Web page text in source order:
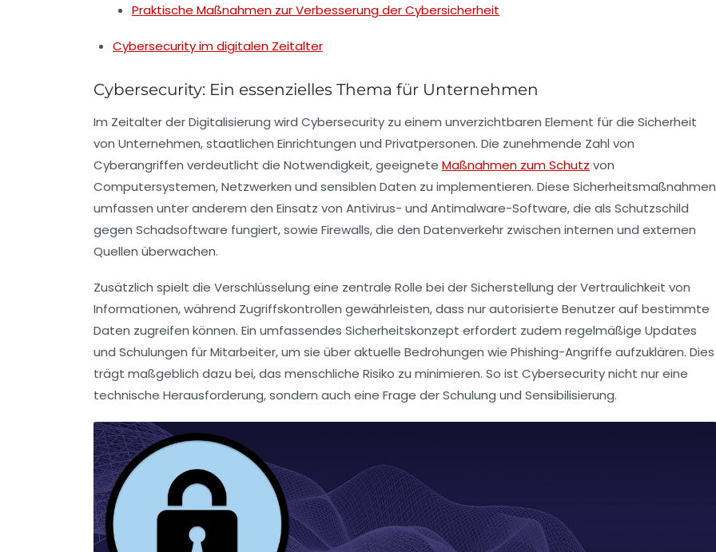
Praktische Maßnahmen zur Verbesserung der Cybersicherheit
Cybersecurity im digitalen Zeitalter
Cybersecurity: Ein essenzielles Thema für Unternehmen
Im Zeitalter derDigitalisierung wird Cybersecurity zu einem unverzichtbaren Element für die Sicherheit
von Unternehmen, staatlichen Einrichtungen und Privatpersonen. Die zunehmende Zahl von
Cyberangriffen verdeutlicht die Notwendigkeit, geeignete Maßnahmen zum Schutz von
Computersystemen,Netzwerken und sensiblen Daten zu implementieren. Diese Sicherheitsmaßnahmen
umfassen unter anderem den Einsatz von Antivirus- und Antimalware-Software, die als Schutzschild
gegen Schadsoftware fungiert, sowie Firewalls, die den Datenverkehr zwischen internen und externen
Quellen überwachen.
Zusätzlich spielt die Verschlüsselung eine zentrale Rolle bei der Sicherstellung der Vertraulichkeit von
Informationen, während Zugriffskontrollen gewährleisten, dass nur autorisierte Benutzer auf bestimmte
Daten zugreifen können. Ein umfassendes Sicherheitskonzept erfordert zudem regelmäßige Updates
und Schulungen für Mitarbeiter, um sie über aktuelle Bedrohungen wie Phishing-Angriffe aufzuklären. Dies
trägt maßgeblich dazu bei, das menschliche Risiko zu minimieren. So ist Cybersecurity nicht nur eine
technische Herausforderung, sondern auch eine Frage derSchulung und Sensibilisierung.